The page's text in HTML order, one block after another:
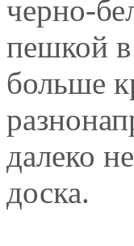
черно-
пешкой в
больше
далеко
доска.